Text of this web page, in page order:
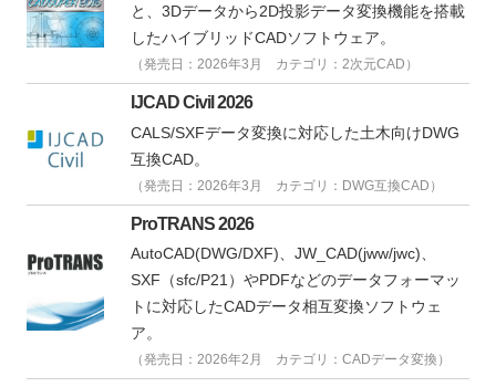
と、3Dデータから2D投影データ変換機能を搭載
したハイブリッドCADソフトウェア。
（発売日：2026年3月 カテゴリ：2次元CAD）
IJCAD Civil 2026
CALS/SXFデータ変換に対応した土木向けDWG
互換CAD。
（発売日：2026年3月 カテゴリ：DWG互換CAD）
ProTRANS 2026
AutoCAD(DWG/DXF)、JW_CAD(jww/jwc)、
SXF（sfc/P21）やPDFなどのデータフォーマッ
トに対応したCADデータ相互変換ソフトウェ
ア。
（発売日：2026年2月 カテゴリ：CADデータ変換）